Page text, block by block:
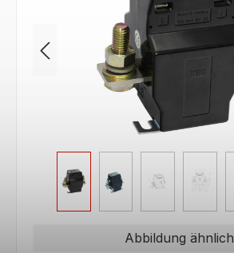
Abbildung ähnlich